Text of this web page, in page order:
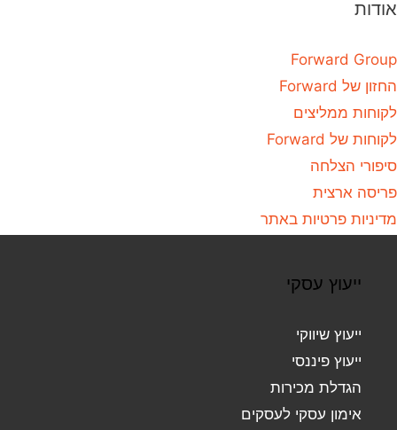
אודות
Forward Group
החזון של Forward
לקוחות ממליצים
לקוחות של Forward
סיפורי הצלחה
פריסה ארצית
מדיניות פרטיות באתר
ייעוץ עסקי
ייעוץ שיווקי
ייעוץ פיננסי
הגדלת מכירות
אימון עסקי לעסקים